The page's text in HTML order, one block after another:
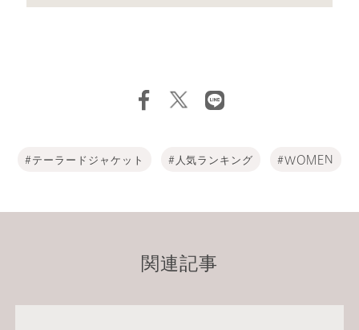
テーラードジャケット 人気ランキング WOMEN
関連記事